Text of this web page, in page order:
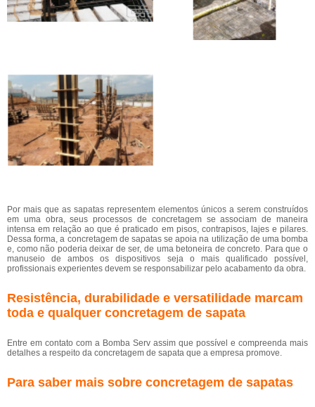
Por mais que as sapatas representem elementos únicos a serem construídos
em uma obra, seus processos de concretagem se associam de maneira
intensa em relação ao que é praticado em pisos, contrapisos, lajes e pilares.
Dessa forma, a concretagem de sapatas se apoia na utilização de uma bomba
e, como não poderia deixar de ser, de uma betoneira de concreto. Para que o
manuseio de ambos os dispositivos seja o mais qualificado possível,
profissionais experientes devem se responsabilizar pelo acabamento da obra.
Resistência, durabilidade e versatilidade marcam
toda e qualquer concretagem de sapata
Entre em contato com a Bomba Serv assim que possível e compreenda mais
detalhes a respeito da concretagem de sapata que a empresa promove.
Para saber mais sobre concretagem de sapatas